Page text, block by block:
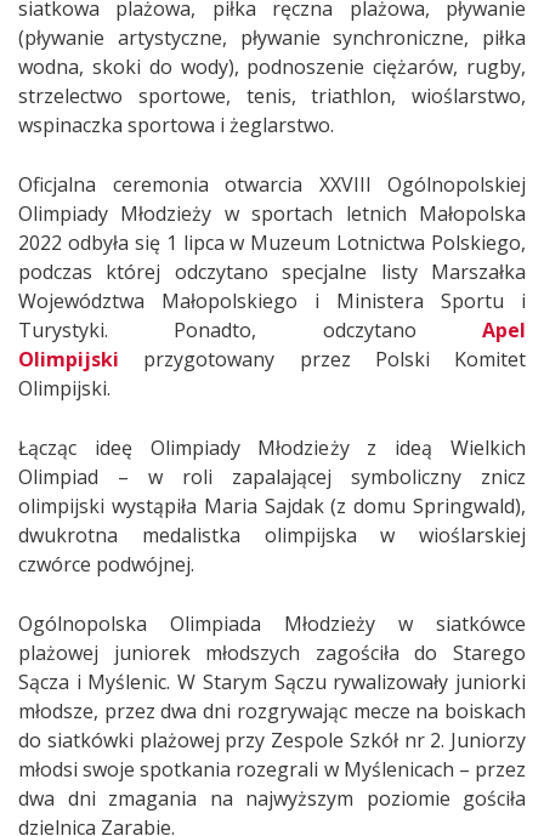
siatkowa plażowa, piłka ręczna plażowa, pływanie
(pływanie artystyczne, pływanie synchroniczne, piłka
wodna, skoki do wody), podnoszenie ciężarów, rugby,
strzelectwo sportowe, tenis, triathlon, wioślarstwo,
wspinaczka sportowa i żeglarstwo.
Oficjalna ceremonia otwarcia XXVIII Ogólnopolskiej
Olimpiady Młodzieży w sportach letnich Małopolska
2022 odbyła się 1 lipca w Muzeum Lotnictwa Polskiego,
podczas której odczytano specjalne listy Marszałka
Województwa Małopolskiego i Ministera Sportu i
Turystyki. Ponadto, odczytano Apel
Olimpijski
przygotowany przez Polski Komitet
Olimpijski.
Łącząc ideę Olimpiady Młodzieży z ideą Wielkich
Olimpiad – w roli zapalającej symboliczny znicz
olimpijski wystąpiła Maria Sajdak (z domu Springwald),
dwukrotna medalistka olimpijska w wioślarskiej
czwórce podwójnej.
Ogólnopolska Olimpiada Młodzieży w siatkówce
plażowej juniorek młodszych zagościła do Starego
Sącza i Myślenic. W Starym Sączu rywalizowały juniorki
młodsze, przez dwa dni rozgrywając mecze na boiskach
do siatkówki plażowej przy Zespole Szkół nr 2. Juniorzy
młodsi swoje spotkania rozegrali w Myślenicach – przez
dwa dni zmagania na najwyższym poziomie gościła
dzielnica Zarabie.